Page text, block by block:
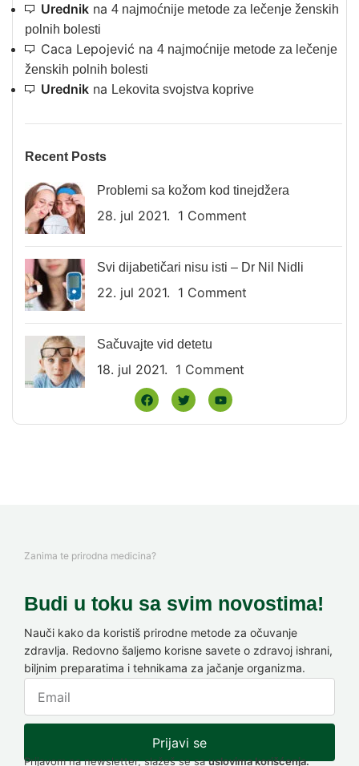
Urednik na 4 najmoćnije metode za lečenje ženskih
polnih bolesti
Caca Lepojević na 4 najmoćnije metode za lečenje
ženskih polnih bolesti
Urednik na Lekovita svojstva koprive
Recent Posts
Problemi sa kožom kod tinejdžera
28. jul 2021. 1 Comment
Svi dijabetičari nisu isti – Dr Nil Nidli
22. jul 2021. 1 Comment
Sačuvajte vid detetu
18. jul 2021. 1 Comment
Zanima te prirodna medicina?
Budi u toku sa svim novostima!
Nauči kako da koristiš prirodne metode za očuvanje
zdravlja. Redovno šaljemo korisne savete o zdravoj ishrani,
biljnim preparatima i tehnikama za jačanje organizma.
Prijavi se
Prijavom na newsletter, slažeš se sauslovima korišćenja.